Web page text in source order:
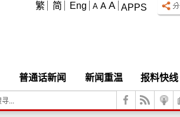
APPS
A A A
繁 简 Eng
普通话新闻 新闻重温 报料快线